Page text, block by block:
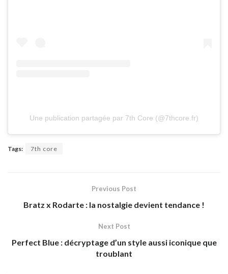
Une publication partagée par 7th Core (@7thcore.fr)
Tags: 7th core
Previous Post
Bratz x Rodarte : la nostalgie devient tendance !
Next Post
Perfect Blue : décryptage d’un style aussi iconique que
troublant